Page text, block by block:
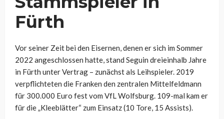
Fürth
Vor seiner Zeit bei den Eisernen, denen er sich im Sommer
2022 angeschlossen hatte, stand Seguin dreieinhalb Jahre
in Fürth unter Vertrag – zunächst als Leihspieler. 2019
verpflichteten die Franken den zentralen Mittelfeldmann
für 300.000 Euro fest vom VfL Wolfsburg. 109-mal kam er
für die „Kleeblätter“ zum Einsatz (10 Tore, 15 Assists).